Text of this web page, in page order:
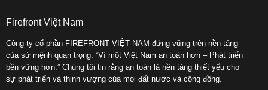
ÁN
ỨNG
DỤNG
ĐẠI
Firefront Việt Nam
Công ty cổ phần FIREFRONT VIỆT NAM đứng vững trên nền tảng
của sứ mệnh quan trọng: “Vì một Việt Nam an toàn hơn – Phát triển
bền vững hơn.” Chúng tôi tin rằng an toàn là nền tảng thiết yếu cho
sự phát triển và thịnh vượng của mọi đất nước và cộng đồng.